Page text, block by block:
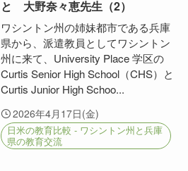
と 大野奈々恵先生（2）
ワシントン州の姉妹都市である兵庫
県から、派遣教員としてワシントン
州に来て、University Place 学区の
Curtis Senior High School（CHS）と
Curtis Junior High Schoo...
2026年4月17日(金)
日米の教育比較 - ワシントン州と兵庫
県の教育交流